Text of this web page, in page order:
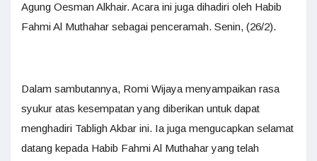
Agung Oesman Alkhair. Acara ini juga dihadiri oleh Habib
Fahmi Al Muthahar sebagai penceramah. Senin, (26/2).
Dalam sambutannya, Romi Wijaya menyampaikan rasa
syukur atas kesempatan yang diberikan untuk dapat
menghadiri Tabligh Akbar ini. Ia juga mengucapkan selamat
datang kepada Habib Fahmi Al Muthahar yang telah